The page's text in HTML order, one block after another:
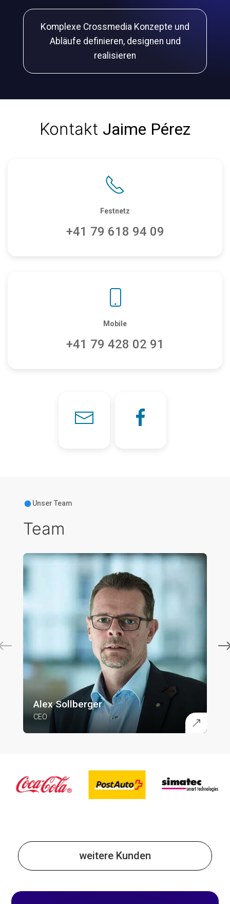
Komplexe Crossmedia Konzepte und
Abläufe definieren, designen und
realisieren
Kontakt Jaime Pérez
Festnetz
+41 79 618 94 09
Mobile
+41 79 428 02 91
Unser Team
Team
Alex Sollberger
CEO
weitere Kunden